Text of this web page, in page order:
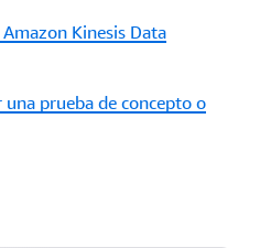
Kinesis Data
prueba de concepto o